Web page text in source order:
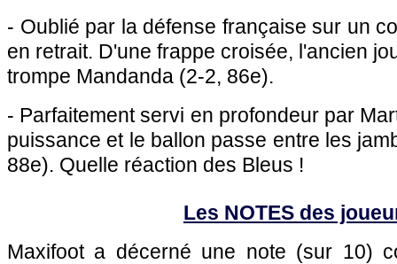
- Oublié par la défense française sur un
en retrait. D'une frappe croisée, l'ancien
trompe Mandanda (2-2, 86e).
- Parfaitement servi en profondeur par
puissance et le ballon passe entre les
88e). Quelle réaction des Bleus !
Les NOTES des
Maxifoot a décerné une note (sur 10)